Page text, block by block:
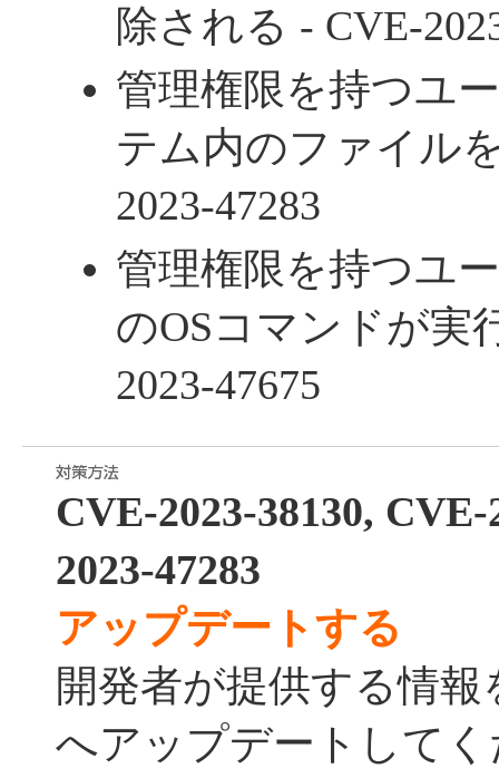
除される - CVE-
管理権限を持つユ
テム内のファイル
2023-47283
管理権限を持つユ
のOSコマンドが実
2023-47675
CVE-2023-38130,
2023-47283
アップデートする
開発者が提供する情
へアップデートして